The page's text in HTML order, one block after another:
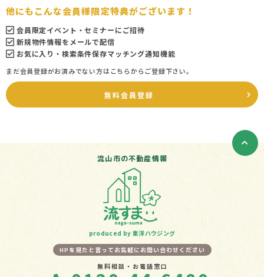
他にもこんな会員様限定特典がございます！
会員限定イベント・セミナーにご招待
新規物件情報をメールで配信
お気に入り・検索条件保存マッチング通知機能
まだ会員登録がお済みでない方はこちらからご登録下さい。
無料会員登録
流山市の不動産情報
produced by 東洋ハウジング
HPを見たと言ってお気軽にお問い合わせください
無料相談・お電話窓口